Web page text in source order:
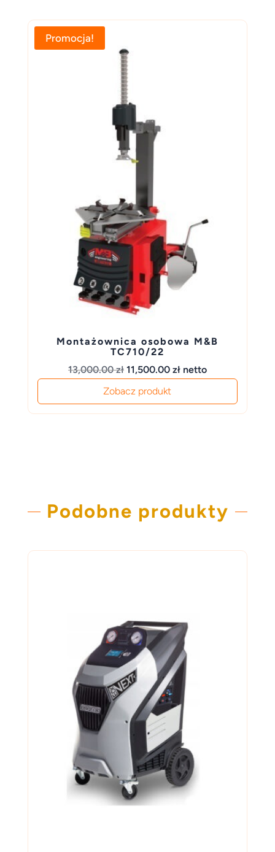
Promocja!
Montażownica osobowa M&B
TC710/22
13,000.00zł Pierwotna
wynosiła:
13,000.00 zł.
11,500.00 złAktualna
wynosi:
11,500.00 zł.
netto
Zobacz produkt
Podobne produkty